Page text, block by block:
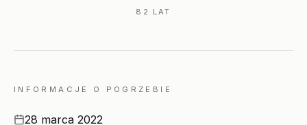
82 LAT
INFORMACJE O POGRZEBIE
Data28 marca 2022